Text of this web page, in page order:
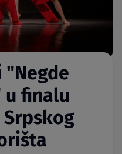
u finalu